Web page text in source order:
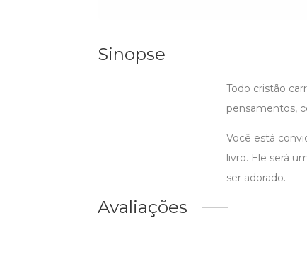
Sinopse
Todo cristão
pensamentos,
Você está
livro. Ele será
ser adorado.
Avaliações